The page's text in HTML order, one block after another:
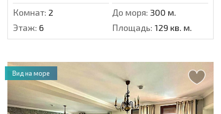
Комнат: 2 До моря: 300 м.
Этаж: 6 Площадь: 129 кв. м.
Вид на море